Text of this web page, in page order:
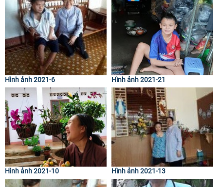
Hình ảnh 2021-6 Hình ảnh 2021-21
Hình ảnh 2021-10 Hình ảnh 2021-13